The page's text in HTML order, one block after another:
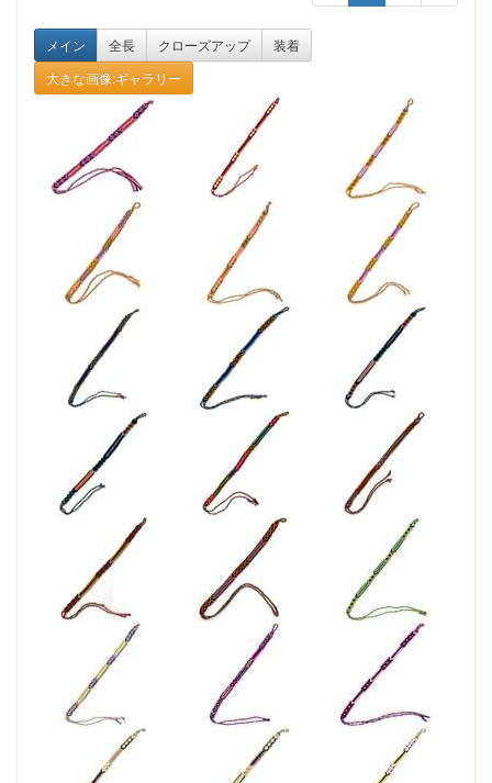
メイン 全長 クローズアップ
装着
大きな画像:ギャラリー